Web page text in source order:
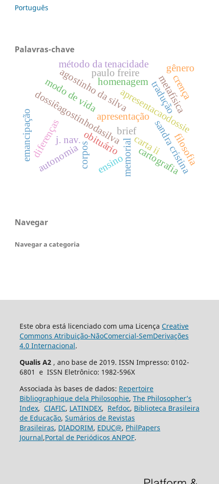
Português
Palavras-chave
apresentação
dossiêagostinhodasilvaapresentacaodossie
tradução
brief
j. nav.
agostinho da silva
carta iisandra cristina
obituário
homenagem
memorial
diferenças corpos filosofia
metafísica
modo de vida
paulo freire
crença
método da tenacidade
cartografia
gênero
autonomia
emancipação
ensino
Navegar
Navegar a categoria
Este obra está licenciado com uma Licença Creative
Commons Atribuição-NãoComercial-SemDerivações
4.0 Internacional.
Qualis A2 , ano base de 2019. ISSN Impresso: 0102-
6801 e ISSN Eletrônico: 1982-596X
Associada às bases de dados: Repertoire
Bibliographique dela Philosophie, The Philosopher’s
Index, CIAFIC, LATINDEX, Refdoc, Biblioteca Brasileira
de Educação, Sumários de Revistas
Brasileiras, DIADORIM, EDUC@, PhilPapers
Journal,Portal de Periódicos ANPOF.